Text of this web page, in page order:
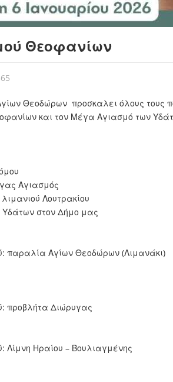
Θεοφανίων
Θεοδώρων προσκαλει όλους τους
και τον Μέγα Αγιασμό των
Αγιασμός
Λουτρακίου
Υδάτων στον Δήμο μας
παραλία Αγίων Θεοδώρων (Λιμανάκι)
προβλήτα Διώρυγας
Λίμνη Ηραίου – Βουλιαγμένης